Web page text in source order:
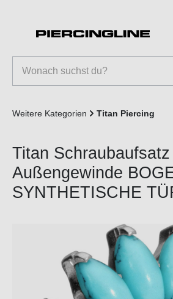
Weitere Kategorien Titan Piercing
Titan
Außengewinde
SYNTHETISCHE